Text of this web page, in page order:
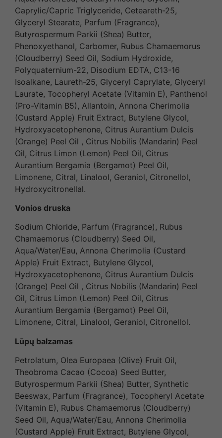
Caprylic/Capric Triglyceride, Ceteareth-25,
Glyceryl Stearate, Parfum (Fragrance),
Butyrospermum Parkii (Shea) Butter,
Phenoxyethanol, Carbomer, Rubus Chamaemorus
(Cloudberry) Seed Oil, Sodium Hydroxide,
Polyquaternium-22, Disodium EDTA, C13-16
Isoalkane, Laureth-25, Glyceryl Caprylate, Glyceryl
Laurate, Tocopheryl Acetate (Vitamin E), Panthenol
(Pro-Vitamin B5), Allantoin, Annona Cherimolia
(Custard Apple) Fruit Extract, Butylene Glycol,
Hydroxyacetophenone, Citrus Aurantium Dulcis
(Orange) Peel Oil , Citrus Nobilis (Mandarin) Peel
Oil, Citrus Limon (Lemon) Peel Oil, Citrus
Aurantium Bergamia (Bergamot) Peel Oil,
Limonene, Citral, Linalool, Geraniol, Citronellol,
Hydroxycitronellal.
Vonios druska
Sodium Chloride, Parfum (Fragrance), Rubus
Chamaemorus (Cloudberry) Seed Oil,
Aqua/Water/Eau, Annona Cherimolia (Custard
Apple) Fruit Extract, Butylene Glycol,
Hydroxyacetophenone, Citrus Aurantium Dulcis
(Orange) Peel Oil , Citrus Nobilis (Mandarin) Peel
Oil, Citrus Limon (Lemon) Peel Oil, Citrus
Aurantium Bergamia (Bergamot) Peel Oil,
Limonene, Citral, Linalool, Geraniol, Citronellol.
Lūpų balzamas
Petrolatum, Olea Europaea (Olive) Fruit Oil,
Theobroma Cacao (Cocoa) Seed Butter,
Butyrospermum Parkii (Shea) Butter, Synthetic
Beeswax, Parfum (Fragrance), Tocopheryl Acetate
(Vitamin E), Rubus Chamaemorus (Cloudberry)
Seed Oil, Aqua/Water/Eau, Annona Cherimolia
(Custard Apple) Fruit Extract, Butylene Glycol,